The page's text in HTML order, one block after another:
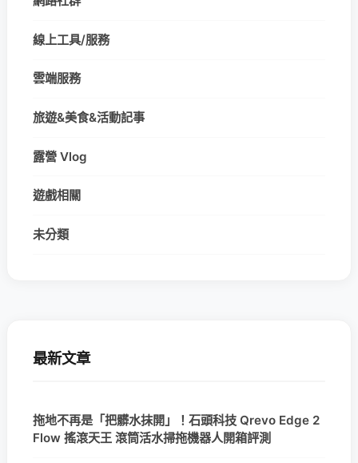
線上工具/服務
雲端服務
旅遊&美食&活動記事
露營 Vlog
遊戲相關
未分類
最新文章
拖地不再是「把髒水抹開」！石頭科技 Qrevo Edge 2
Flow 搖滾天王 滾筒活水掃拖機器人開箱評測